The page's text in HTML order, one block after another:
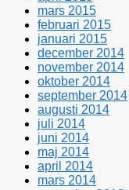
mars 2015
februari 2015
januari 2015
december 2014
november 2014
oktober 2014
september 2014
augusti 2014
juli 2014
juni 2014
maj 2014
april 2014
mars 2014